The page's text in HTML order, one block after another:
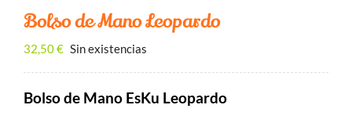
Contacto
BUSCAR:
Carrito
Bolso de Mano Leopardo
32,50€ Sin existencias
Bolso de Mano EsKu Leopardo